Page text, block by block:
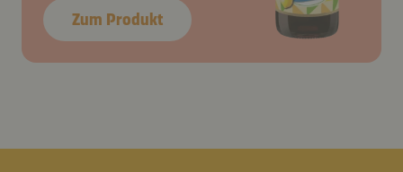
Zum Produkt